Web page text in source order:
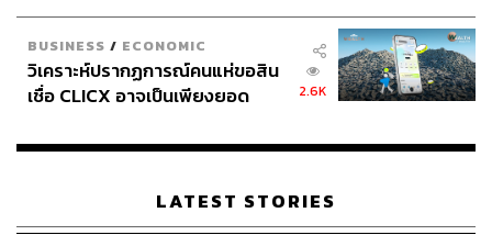
BUSINESS / ECONOMIC
วิเคราะห์ปรากฏการณ์คนแห่ขอสิน
เชื่อ CLICX อาจเป็นเพียงยอด
เรือนไทยที่ถูกซุกไว้
2.6K
LATEST STORIES